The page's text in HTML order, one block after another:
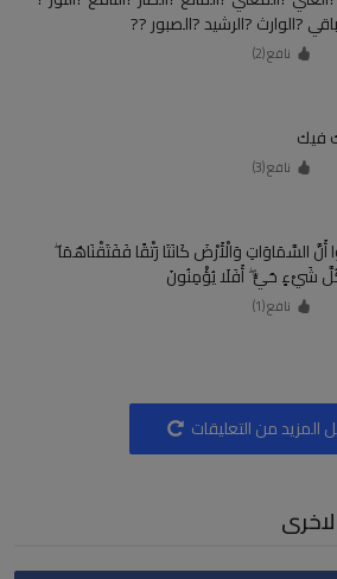
?الوارث ?الرشيد ?الصبور ??
نافع (2
)
فيك
نافع (3
)
أَنَّ السَّمَاوَاتِ وَالْأَرْضَ كَانَتَا رَتْقًا فَفَتَقْنَاهُمَا
شَيْءٍ حَيٍّ ۖ أَفَلَا يُؤْمِنُونَ
نافع (1
)
المزيد من التعليقات